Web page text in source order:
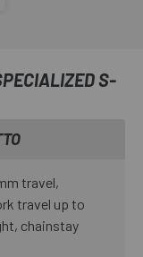
Levo 4,
uscita in
totale, pronta a
S-
travel,
travel up to
chainstay